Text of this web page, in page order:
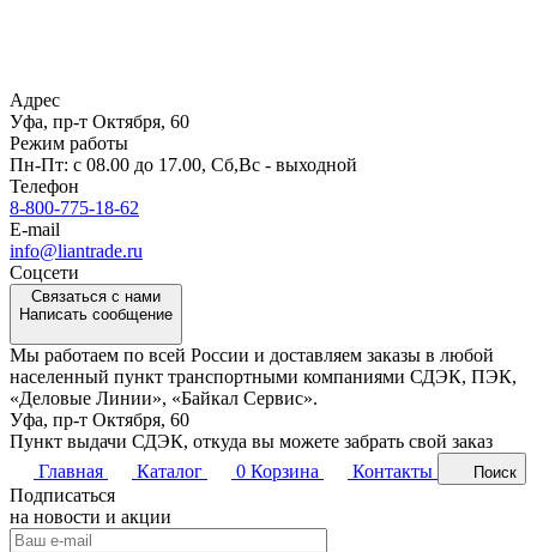
Адрес
Уфа, пр-т Октября, 60
Режим работы
Пн-Пт: c 08.00 до 17.00, Cб,Вс - выходной
Телефон
8-800-775-18-62
E-mail
info@liantrade.ru
Соцсети
Связаться с нами
Написать сообщение
Мы работаем по всей России и доставляем заказы в любой
населенный пункт транспортными компаниями СДЭК, ПЭК,
«Деловые Линии», «Байкал Сервис».
Уфа, пр-т Октября, 60
Пункт выдачи СДЭК, откуда вы можете забрать свой заказ
Главная
Каталог 0 Корзина Контакты Поиск
Подписаться
на новости и акции